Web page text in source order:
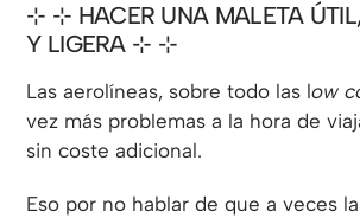
⊹ HACER UNA MALETA
Y LIGERA ⊹
Las aerolíneas, sobre todo las low
vez más problemas a la hora de
sin coste adicional.
Eso por no hablar de que a veces